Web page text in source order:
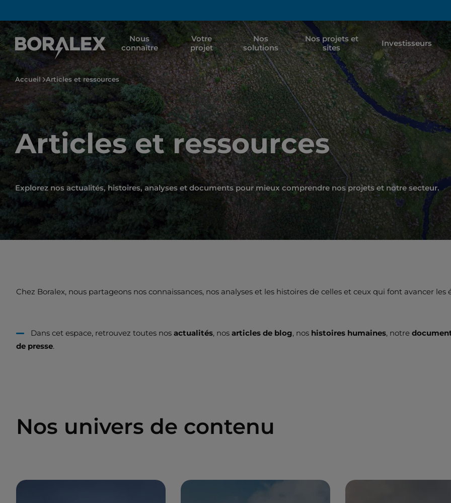
au
contenu
principal
Nous
connaître
Votre
projet
Nos
solutions
Nos projets et
sites
Investisseurs
Accueil Articles et ressources
Articles et ressources
Explorez nos actualités, histoires, analyses et documents pour mieux comprendre nos projets et notre secteur.
Chez Boralex, nous partageons nos connaissances, nos analyses et les histoires de celles et ceux qui font avancer les
Dans cet espace, retrouvez toutes nos actualités, nos articles de blog, nos histoires humaines, notre
de presse.
Nos univers de contenu